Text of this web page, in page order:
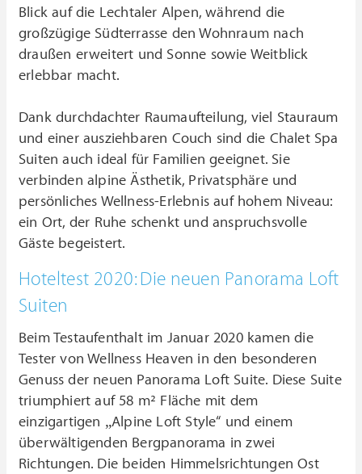
Blick auf die Lechtaler Alpen, während die
großzügige Südterrasse den Wohnraum nach
draußen erweitert und Sonne sowie Weitblick
erlebbar macht.
Dank durchdachter Raumaufteilung, viel Stauraum
und einer ausziehbaren Couch sind die Chalet Spa
Suiten auch ideal für Familien geeignet. Sie
verbinden alpine Ästhetik, Privatsphäre und
persönliches Wellness-Erlebnis auf hohem Niveau:
ein Ort, der Ruhe schenkt und anspruchsvolle
Gäste begeistert.
Hoteltest 2020: Die neuen Panorama Loft
Suiten
Beim Testaufenthalt im Januar 2020 kamen die
Tester von Wellness Heaven in den besonderen
Genuss der neuen Panorama Loft Suite. Diese Suite
triumphiert auf 58 m² Fläche mit dem
einzigartigen „Alpine Loft Style“ und einem
überwältigenden Bergpanorama in zwei
Richtungen. Die beiden Himmelsrichtungen Ost